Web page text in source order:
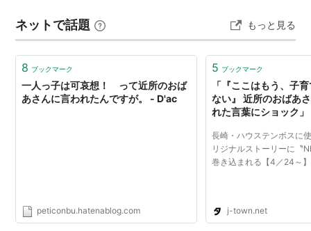
・ ・ 昨日、仲良くしていた ご近所さんが 引…
ネットで話題 もっと見る
8 ブックマーク
一人っ子は可哀想！ って近所のおば
あさんに言われたんですが。 - D'ac
peticonbu.hatenablog.com
5 ブックマーク
「『ここはもう、子
ない』 近所のおばあ
れた言葉にショック
長崎・ハウステンボスに
リジナルストーリーに〝
巻き込まれる【4／24～】
j-town.net